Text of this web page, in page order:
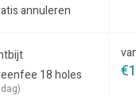
annuleren
18 holes
€